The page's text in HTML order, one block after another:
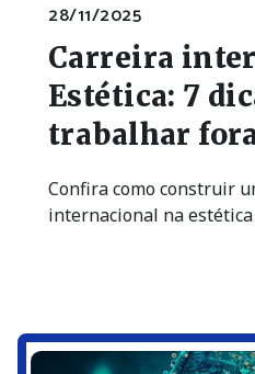
28/11/2025
Carreira
Estética: 7
trabalhar
Confira como construir
internacional na estética